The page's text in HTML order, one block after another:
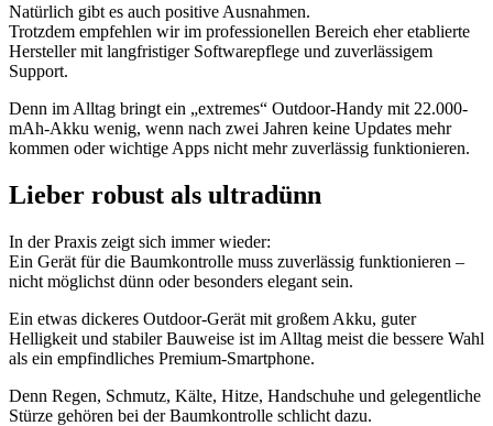
Natürlich gibt es auch positive Ausnahmen.
Trotzdem empfehlen wir im professionellen Bereich eher etablierte
Hersteller mit langfristiger Softwarepflege und zuverlässigem
Support.
Denn im Alltag bringt ein „extremes“ Outdoor-Handy mit 22.000-
mAh-Akku wenig, wenn nach zwei Jahren keine Updates mehr
kommen oder wichtige Apps nicht mehr zuverlässig funktionieren.
Lieber robust als ultradünn
In der Praxis zeigt sich immer wieder:
Ein Gerät für die Baumkontrolle muss zuverlässig funktionieren –
nicht möglichst dünn oder besonders elegant sein.
Ein etwas dickeres Outdoor-Gerät mit großem Akku, guter
Helligkeit und stabiler Bauweise ist im Alltag meist die bessere Wahl
als ein empfindliches Premium-Smartphone.
Denn Regen, Schmutz, Kälte, Hitze, Handschuhe und gelegentliche
Stürze gehören bei der Baumkontrolle schlicht dazu.